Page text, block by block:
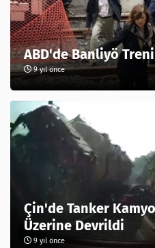
ABD'de Banliyö
9 yıl önce
Çin'de Tanker
Üzerine Devrildi
9 yıl önce